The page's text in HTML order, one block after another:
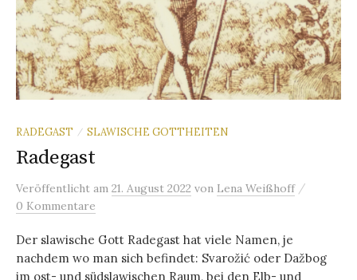
RADEGAST / SLAWISCHE GOTTHEITEN
Radegast
Veröffentlicht am 21. August 2022 von Lena Weißhoff /
0 Kommentare
Der slawische Gott Radegast hat viele Namen, je
nachdem wo man sich befindet: Svarožić oder Dažbog
im ost- und südslawischen Raum, bei den Elb- und